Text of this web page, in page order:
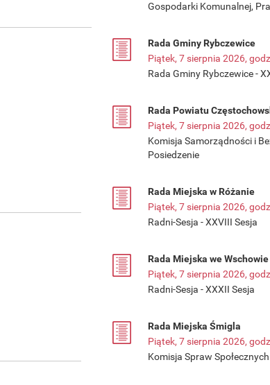
Gospodarki Komunalnej,
Rada Gminy Rybczewice
Piątek, 7 sierpnia 2026,
Rada Gminy Rybczewice -
Rada Powiatu
Piątek, 7 sierpnia 2026,
Komisja Samorządności i
Posiedzenie
Rada Miejska w Różanie
Piątek, 7 sierpnia 2026,
Radni-Sesja - XXVIII Sesja
Rada Miejska we Wschowie
Piątek, 7 sierpnia 2026,
Radni-Sesja - XXXII Sesja
Rada Miejska Śmigla
Piątek, 7 sierpnia 2026,
Komisja Spraw